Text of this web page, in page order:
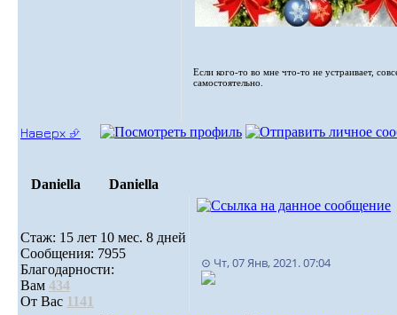
Если кого-то во мне что-то не устраивает,
самостоятельно.
Наверх ⮵
Daniella Daniella
Стаж: 15 лет 10 мес. 8 дней
Сообщения: 7955
Благодарности:
Вам 434
От Вас 1141
⊙ Чт, 07 Янв, 2021. 07:04